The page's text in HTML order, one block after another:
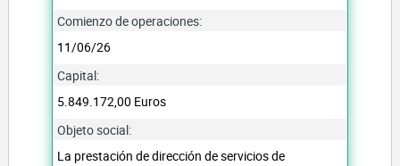
Comienzo de operaciones:
11/06/26
Capital:
5.849.172,00 Euros
Objeto social:
La prestación de dirección de servicios de